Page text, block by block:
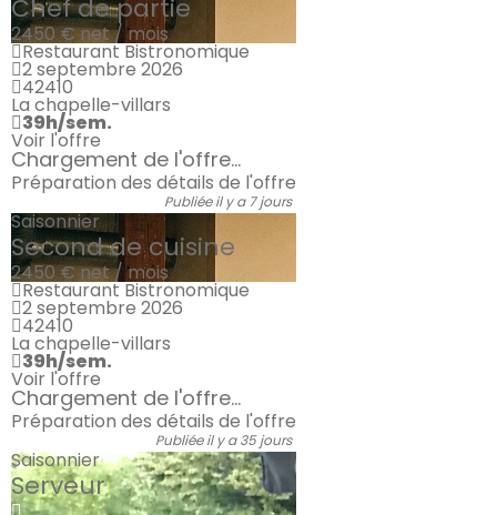
Chef de partie
2450 €net / mois
Restaurant Bistronomique
2 septembre 2026
42410
La chapelle-villars
39h/sem.
Voir l'offre
Chargement de l'offre...
Préparation des détails de l'offre
Publiée il y a 7 jours
Saisonnier
Second de cuisine
2450 €net / mois
Restaurant Bistronomique
2 septembre 2026
42410
La chapelle-villars
39h/sem.
Voir l'offre
Chargement de l'offre...
Préparation des détails de l'offre
Publiée il y a 35 jours
Saisonnier
Serveur